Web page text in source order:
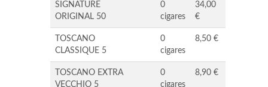
SIGNATURE
ORIGINAL 50
0
cigares
34,00
€
TOSCANO
CLASSIQUE 5
0
cigares
8,50 €
TOSCANO EXTRA
VECCHIO 5
0
cigares
8,90 €